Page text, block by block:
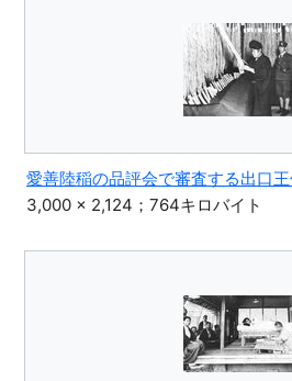
愛善陸稲の品評会で審査する出口
3,000 × 2,124；764キロバイト